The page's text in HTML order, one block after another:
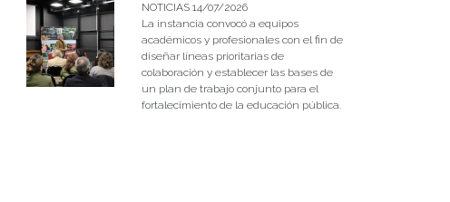
NOTICIAS 14/07/2026
La instancia convocó a equipos
académicos y profesionales con el fin de
diseñar líneas prioritarias de
colaboración y establecer las bases de
un plan de trabajo conjunto para el
fortalecimiento de la educación pública.